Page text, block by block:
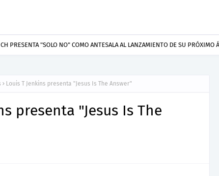
Gripp presenta “Welcome To Your Life”, un himno de nuevos comienzos
Louis T Jenkins presenta "Jesus Is The Answer"
presenta "Jesus Is The